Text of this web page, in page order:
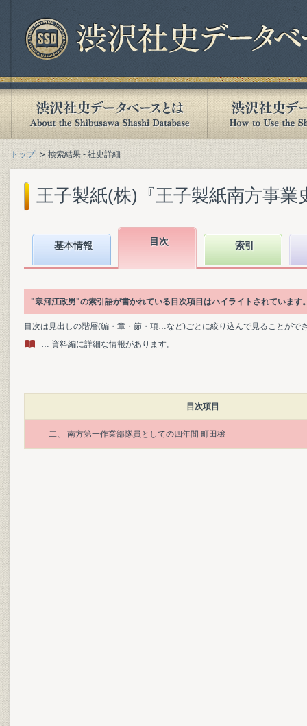
トップ 検索結果 - 社史詳細
王子製紙(株)『王子製紙南方事業
基本情報 目次 索引
"寒河江政男"の索引語が書かれている目次項目はハイライトされています
目次は見出しの階層(編・章・節・項…など)ごとに絞り込んで見ることがで
… 資料編に詳細な情報があります。
目次項目
二、 南方第一作業部隊員としての四年間 町田穣